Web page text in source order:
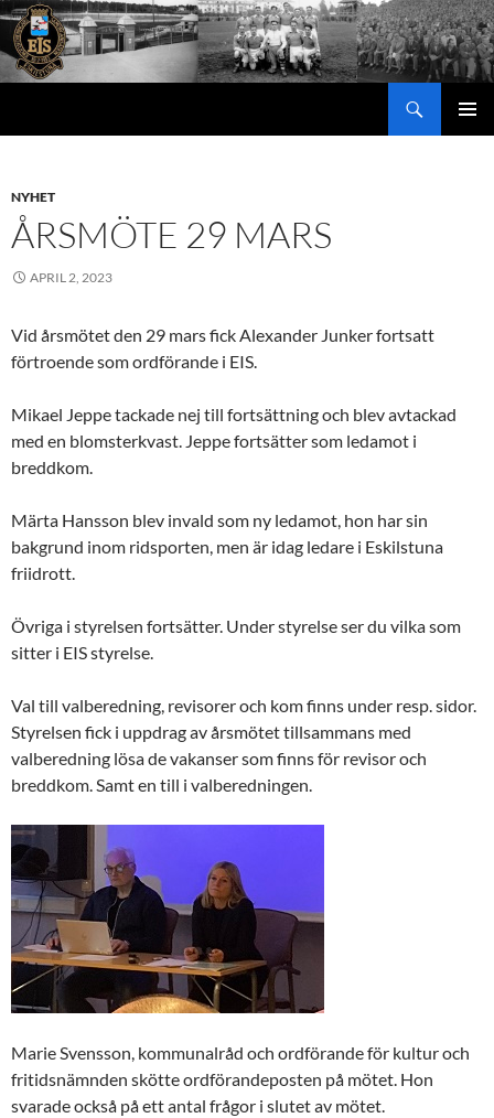
Hoppa
till
innehåll
NYHET
ÅRSMÖTE 29 MARS
APRIL 2, 2023
Vid årsmötet den 29 mars fick Alexander Junker fortsatt
förtroende som ordförande i EIS.
Mikael Jeppe tackade nej till fortsättning och blev avtackad
med en blomsterkvast. Jeppe fortsätter som ledamot i
breddkom.
Märta Hansson blev invald som ny ledamot, hon har sin
bakgrund inom ridsporten, men är idag ledare i Eskilstuna
friidrott.
Övriga i styrelsen fortsätter. Under styrelse ser du vilka som
sitter i EIS styrelse.
Val till valberedning, revisorer och kom finns under resp. sidor.
Styrelsen fick i uppdrag av årsmötet tillsammans med
valberedning lösa de vakanser som finns för revisor och
breddkom. Samt en till i valberedningen.
Marie Svensson, kommunalråd och ordförande för kultur och
fritidsnämnden skötte ordförandeposten på mötet. Hon
svarade också på ett antal frågor i slutet av mötet.